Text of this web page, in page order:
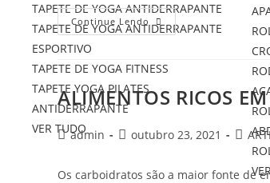
TAPETE DE YOGA ANTIDERRAPANTE
TAPETE DE YOGA ANTIDERRAPANTE
ESPORTIVO
TAPETE DE YOGA FITNESS
TAPETE YOGA PILATES
ANTIDERRAPANTE
VER TUDO
Continue Lendo
ALIMENTOS RICOS
admin outubro 23, 2021
Os carboidratos são a maior fonte de